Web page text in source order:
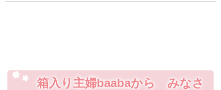
箱入り主婦baabaから みなさ